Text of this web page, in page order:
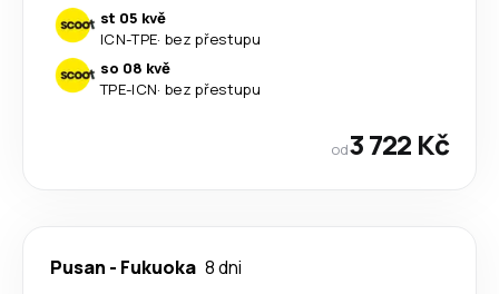
st 05 kvě
ICN-TPE· bez přestupu
so 08 kvě
TPE-ICN· bez přestupu
od3 722 Kč
Pusan - Fukuoka 8 dni